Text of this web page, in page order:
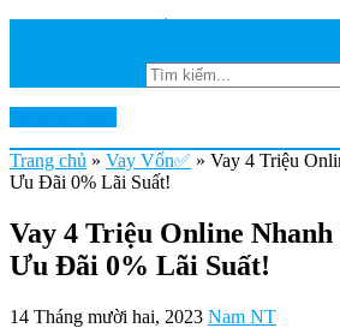
Trang chủ » Vay Vốn✅ » Vay 4 Triệu
Ưu Đãi 0% Lãi Suất!
Vay 4 Triệu Online
Ưu Đãi 0% Lãi Suất!
14 Tháng mười hai, 2023 Nam NT